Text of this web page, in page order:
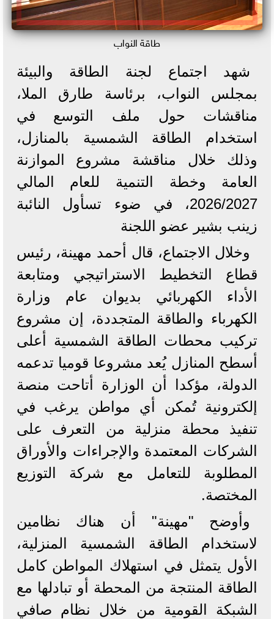
طاقة النواب
شهد اجتماع لجنة الطاقة والبيئة
بمجلس النواب، برئاسة طارق الملا،
مناقشات حول ملف التوسع في
استخدام الطاقة الشمسية بالمنازل،
وذلك خلال مناقشة مشروع الموازنة
العامة وخطة التنمية للعام المالي
2026/2027، في ضوء تسأول النائبة
زينب بشير عضو اللجنة
وخلال الاجتماع، قال أحمد مهينة، رئيس
قطاع التخطيط الاستراتيجي ومتابعة
الأداء الكهربائي بديوان عام وزارة
الكهرباء والطاقة المتجددة، إن مشروع
تركيب محطات الطاقة الشمسية أعلى
أسطح المنازل يُعد مشروعا قوميا تدعمه
الدولة، مؤكدا أن الوزارة أتاحت منصة
إلكترونية تُمكن أي مواطن يرغب في
تنفيذ محطة منزلية من التعرف على
الشركات المعتمدة والإجراءات والأوراق
المطلوبة للتعامل مع شركة التوزيع
المختصة.
وأوضح "مهينة" أن هناك نظامين
لاستخدام الطاقة الشمسية المنزلية،
الأول يتمثل في استهلاك المواطن كامل
الطاقة المنتجة من المحطة أو تبادلها مع
الشبكة القومية من خلال نظام صافي